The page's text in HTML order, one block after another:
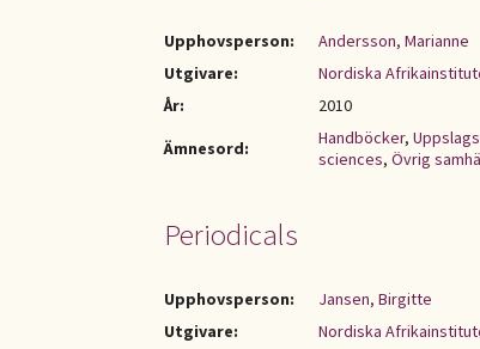
Upphovsperson:
Andersson, Marianne
Utgivare:
Nordiska
År:
2010
Ämnesord:
Handböcker,
sciences, Övrig
Periodicals
Upphovsperson:
Jansen, Birgitte
Utgivare:
Nordiska